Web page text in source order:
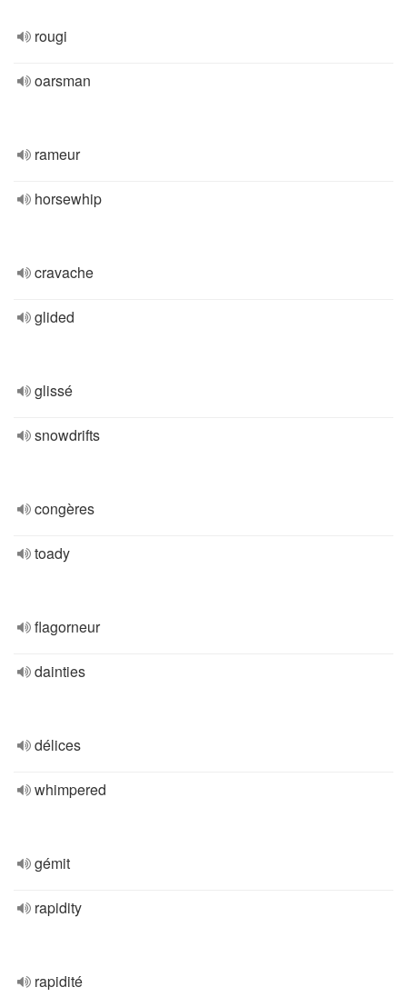
rougi
oarsman
rameur
horsewhip
cravache
glided
glissé
snowdrifts
congères
toady
flagorneur
dainties
délices
whimpered
gémit
rapidity
rapidité